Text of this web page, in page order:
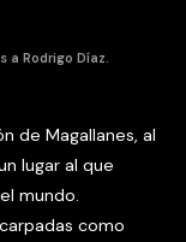
a Rodrigo Díaz.
de Magallanes, al
lugar al que
mundo.
como